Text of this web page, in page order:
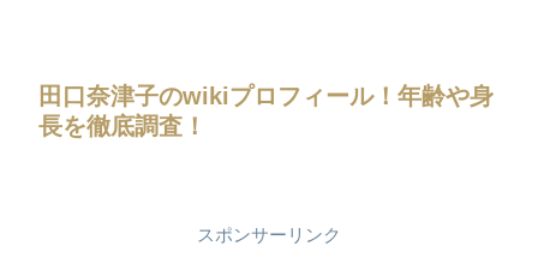
田口奈津子のwikiプロフィール！年齢や身
長を徹底調査！
スポンサーリンク